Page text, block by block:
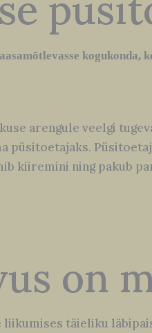
kogukonda,
arengule veelgi
püsitoetajaks.
kiiremini ning pakub
on
liikumises täieliku